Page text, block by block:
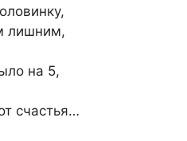
лишним,
на 5,
счастья…